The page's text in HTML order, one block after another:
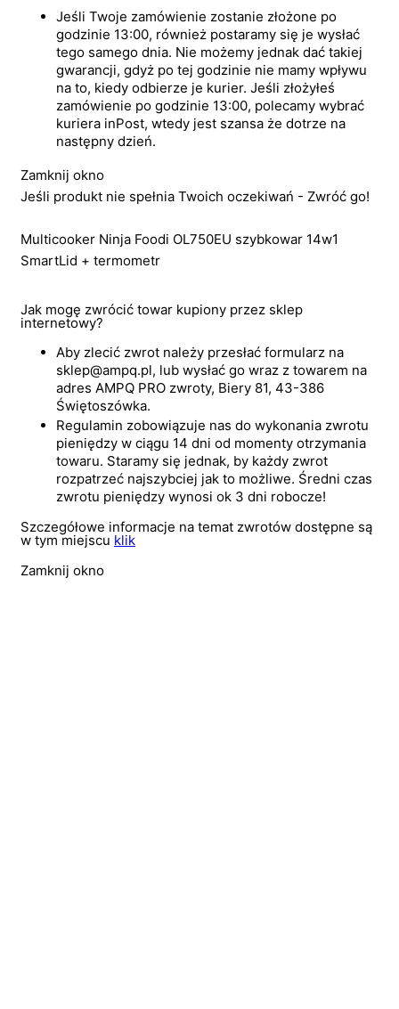
Jeśli Twoje zamówienie zostanie złożone po
godzinie 13:00, również postaramy się je wysłać
tego samego dnia. Nie możemy jednak dać takiej
gwarancji, gdyż po tej godzinie nie mamy wpływu
na to, kiedy odbierze je kurier. Jeśli złożyłeś
zamówienie po godzinie 13:00, polecamy wybrać
kuriera inPost, wtedy jest szansa że dotrze na
następny dzień.
Zamknij okno
Jeśli produkt nie spełnia Twoich oczekiwań - Zwróć go!
Multicooker Ninja Foodi OL750EU szybkowar 14w1
SmartLid + termometr
Jak mogę zwrócić towar kupiony przez sklep
internetowy?
Aby zlecić zwrot należy przesłać formularz na
sklep@ampq.pl, lub wysłać go wraz z towarem na
adres AMPQ PRO zwroty, Biery 81, 43-386
Świętoszówka.
Regulamin zobowiązuje nas do wykonania zwrotu
pieniędzy w ciągu 14 dni od momenty otrzymania
towaru. Staramy się jednak, by każdy zwrot
rozpatrzeć najszybciej jak to możliwe. Średni czas
zwrotu pieniędzy wynosi ok 3 dni robocze!
Szczegółowe informacje na temat zwrotów dostępne są
w tym miejscu klik
Zamknij okno